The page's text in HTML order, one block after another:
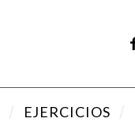
EJERCICIOS